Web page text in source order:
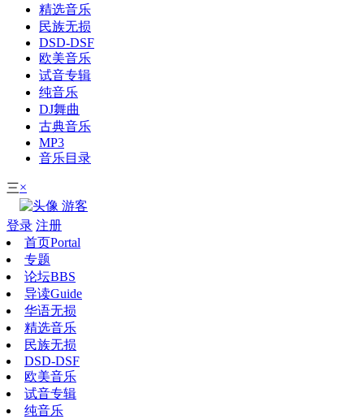
精选音乐
民族无损
DSD-DSF
欧美音乐
试音专辑
纯音乐
DJ舞曲
古典音乐
MP3
音乐目录
三×
游客
登录 注册
首页Portal
专题
论坛BBS
导读Guide
华语无损
精选音乐
民族无损
DSD-DSF
欧美音乐
试音专辑
纯音乐